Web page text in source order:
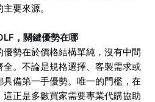
要來源。
，關鍵優勢在哪
勢在於價格結構單純，沒有中間
。不論是規格選擇、客製需求或
備第一手優勢。唯一的門檻，在
正是多數買家需要專業代購協助